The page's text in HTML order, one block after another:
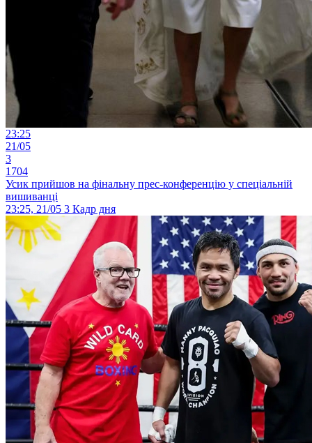
23:25
21/05
3
1704
Усик прийшов на фінальну прес-конференцію у спеціальній
вишиванці
23:25, 21/05 3 Кадр дня